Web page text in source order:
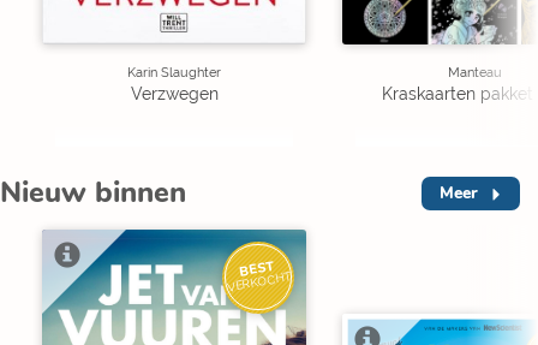
Karin Slaughter
Verzwegen
Manteau
Kraskaarten pakket
Nieuw binnen Meer
BEST
VERKOCHT